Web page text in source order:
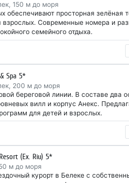
150 м до моря
обеспечивают просторная зелёная
Современные номера и
семейного отдыха.
Spa 5*
200 м до моря
береговой линии. В составе два
вилл и корпус Анекс.
для детей и взрослых.
(Ex. Riu) 5*
м до моря
курорт в Белеке с